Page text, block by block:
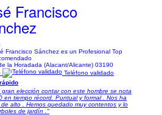
Francisco
la Horadada (Alacant/Alicante) 03190
Teléfono validado
elección contar con este hombre se nota
en tiempo récord. Puntual y formal . Nos ha
alto . Hemos quedado muy contentos y lo
de jardín ."